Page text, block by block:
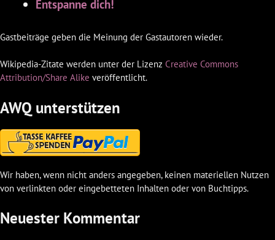
Entspanne dich!
Gastbeiträge geben die Meinung der Gastautoren wieder.
Wikipedia-Zitate werden unter der Lizenz Creative Commons
Attribution/Share Alike veröffentlicht.
AWQ unterstützen
Wir haben, wenn nicht anders angegeben, keinen materiellen Nutzen
von verlinkten oder eingebetteten Inhalten oder von Buchtipps.
Neuester Kommentar